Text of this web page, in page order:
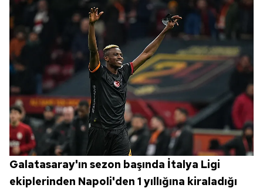
Galatasaray'ın sezon başında İtalya Ligi
ekiplerinden Napoli'den 1 yıllığına kiraladığı